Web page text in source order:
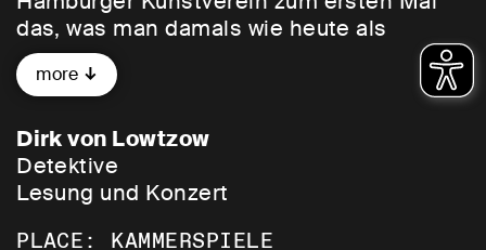
das, was man damals wie heute als
„Gegenwartskunst“ bezeichnete und in
Freiburg nicht existierte. Die Ausstellung
den kannte ich bisher nur
aus Punkclubs) und war als ein Schielen
hinter die Kulissen und gleichzeitig als
Überblick über „Institutionskritik“ und
more
Dirk von Lowtzow
Detektive
Lesung und Konzert
PLACE: KAMMERSPIELE